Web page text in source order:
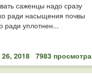
саженцы надо сразу
ради насыщения почвы
ради уплотнен...
2018 7983 просмотра